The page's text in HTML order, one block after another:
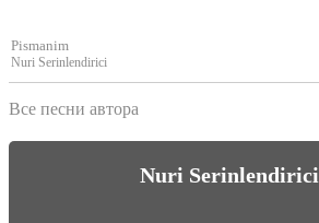
Pismanim
Nuri Serinlendirici
Все песни автора
Nuri Serinlendirici